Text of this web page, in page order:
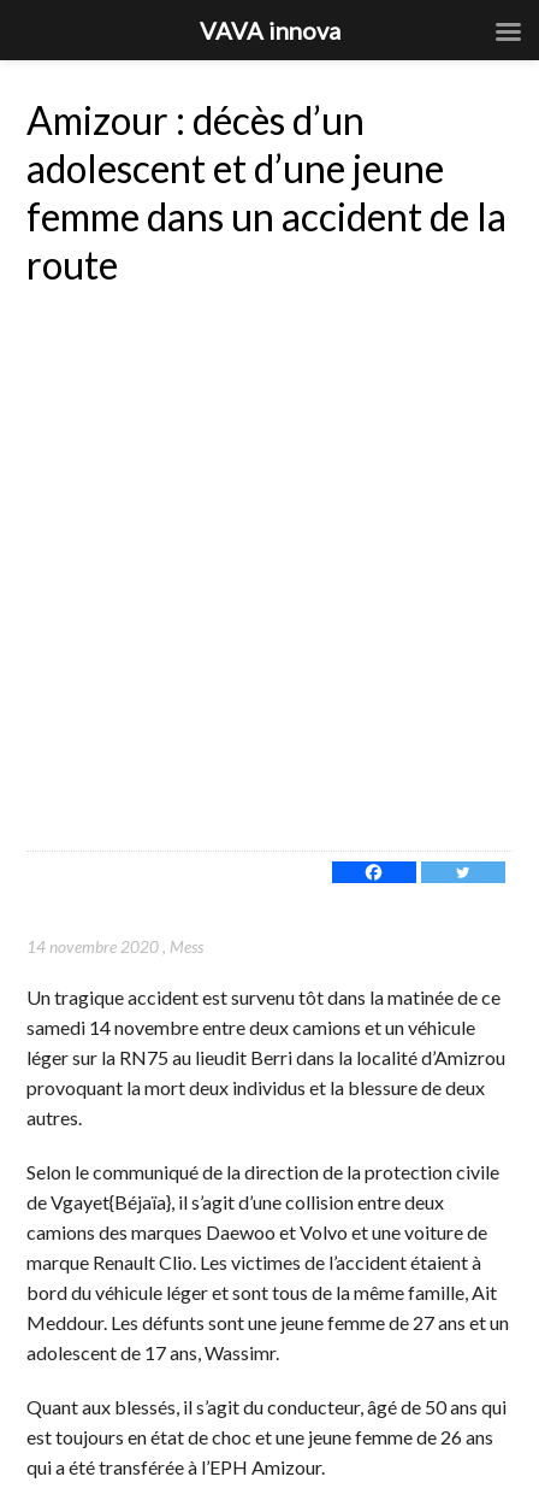
Amizour : décès d’un
adolescent et d’une jeune
femme dans un accident de la
route
14 novembre 2020, Mess
Un tragique accident est survenu tôt dans la matinée de ce
samedi 14 novembre entre deux camions et un véhicule
léger sur la RN75 au lieudit Berri dans la localité d’Amizrou
provoquant la mort deux individus et la blessure de deux
autres.
Selon le communiqué de la direction de la protection civile
de Vgayet{Béjaïa}, il s’agit d’une collision entre deux
camions des marques Daewoo et Volvo et une voiture de
marque Renault Clio. Les victimes de l’accident étaient à
bord du véhicule léger et sont tous de la même famille, Ait
Meddour. Les défunts sont une jeune femme de 27 ans et un
adolescent de 17 ans, Wassimr.
Quant aux blessés, il s’agit du conducteur, âgé de 50 ans qui
est toujours en état de choc et une jeune femme de 26 ans
qui a été transférée à l’EPH Amizour.
VAVA innova